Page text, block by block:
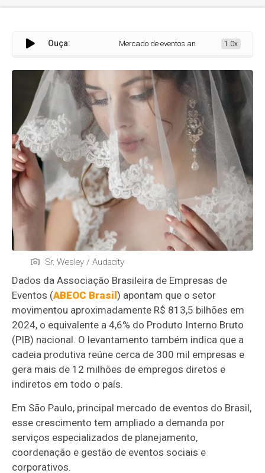
Ouça: Mercado de eventos amplia busca por
1.0x
Sr. Wesley / Audacity
Dados da Associação Brasileira de Empresas de
Eventos (ABEOC Brasil) apontam que o setor
movimentou aproximadamente R$ 813,5 bilhões em
2024, o equivalente a 4,6% do Produto Interno Bruto
(PIB) nacional. O levantamento também indica que a
cadeia produtiva reúne cerca de 300 mil empresas e
gera mais de 12 milhões de empregos diretos e
indiretos em todo o país.
Em São Paulo, principal mercado de eventos do Brasil,
esse crescimento tem ampliado a demanda por
serviços especializados de planejamento,
coordenação e gestão de eventos sociais e
corporativos.